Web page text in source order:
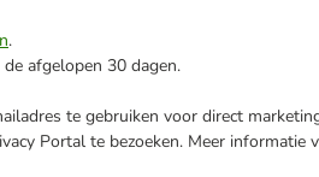
.
afgelopen 30 dagen.
te gebruiken voor direct
Portal te bezoeken. Meer informatie